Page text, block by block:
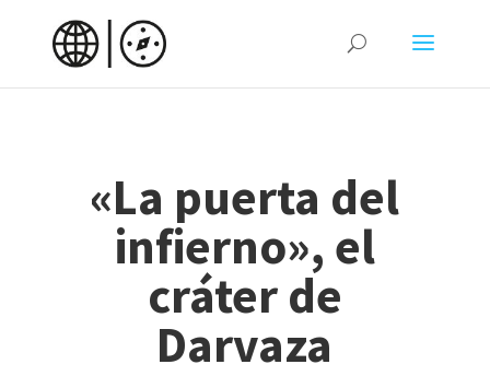
«La puerta del
infierno», el
cráter de
Darvaza